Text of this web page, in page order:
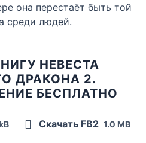
она перестаёт быть той
среди людей.
НЕВЕСТА
ДРАКОНА 2.
БЕСПЛАТНО
Скачать FB2 1.0 MB